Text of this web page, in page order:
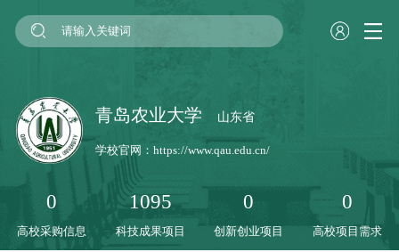
青岛农业大学 山东省
学校官网： https://www.qau.edu.cn/
0
高校采购信息
1095
科技成果项目
0
创新创业项目
0
高校项目需求